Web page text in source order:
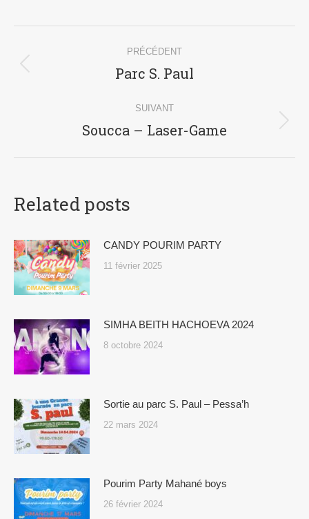
Navigation
article
PRÉCÉDENT
Article
:
Parc S. Paul
SUIVANT
Article
Soucca – Laser-Game
Related posts
CANDY POURIM PARTY
11 février 2025
SIMHA BEITH HACHOEVA 2024
8 octobre 2024
Sortie au parc S. Paul – Pessa’h
22 mars 2024
Pourim Party Mahané boys
26 février 2024